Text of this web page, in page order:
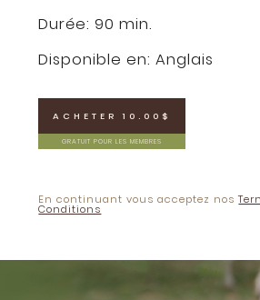
Durée: 90 min.
Disponible en:Anglais
ACHETER 10.00$
GRATUIT POUR LES MEMBRES
En continuant vous acceptez nos
Conditions